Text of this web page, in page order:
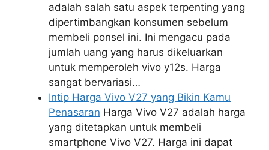
adalah salah satu aspek terpenting yang
dipertimbangkan konsumen sebelum
membeli ponsel ini. Ini mengacu pada
jumlah uang yang harus dikeluarkan
untuk memperoleh vivo y12s. Harga
sangat bervariasi…
Intip Harga Vivo V27 yang Bikin Kamu
Penasaran Harga Vivo V27 adalah harga
yang ditetapkan untuk membeli
smartphone Vivo V27. Harga ini dapat